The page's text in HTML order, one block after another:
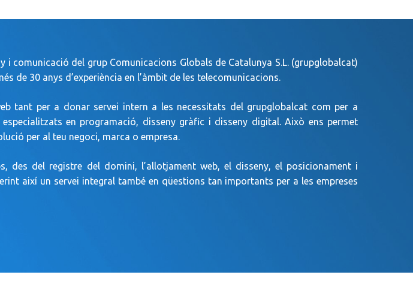
i comunicació del grup Comunicacions Globals de Catalunya S.L. (grupglobalcat)
de 30 anys d’experiència en l’àmbit de les telecomunicacions.
tant per a donar servei intern a les necessitats del grupglobalcat com per a
en programació, disseny gràfic i disseny digital. Això ens permet
per al teu negoci, marca o empresa.
des del registre del domini, l’allotjament web, el disseny, el posicionament i
així un servei integral també en qüestions tan importants per a les empreses